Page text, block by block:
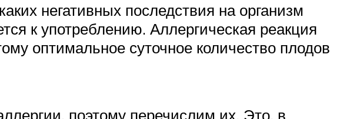
негативных последствия на организм
к употреблению. Аллергическая реакция
оптимальное суточное количество плодов
поэтому перечислим их. Это, в